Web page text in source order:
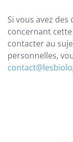
Si vous avez
concernant
contacter au
personnelles,